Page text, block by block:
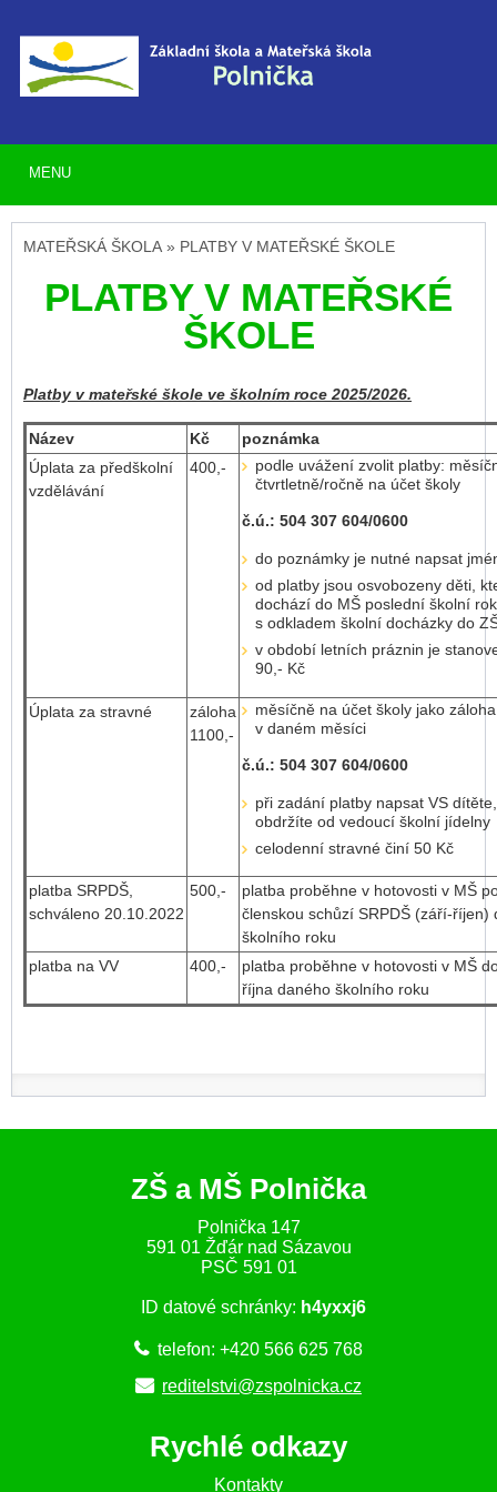
MATEŘSKÁ ŠKOLA » PLATBY V MATEŘSKÉ ŠKOLE
PLATBY V MATEŘSKÉ
ŠKOLE
Platby v mateřské škole ve školním roce 2025/2026.
Název Kč
poznámka
Úplata za předškolní
vzdělávání
400,-
podle uvážení zvolit platby:
čtvrtletně/ročně na účet školy
č.ú.: 504 307 604/0600
do poznámky je nutné napsat
od platby jsou osvobozeny děti,
dochází do MŠ poslední školní
s odkladem školní docházky do
v období letních práznin je
90,- Kč
Úplata za stravné
záloha
1100,-
měsíčně na účet školy jako
v daném měsíci
č.ú.: 504 307 604/0600
při zadání platby napsat VS
obdržíte od vedoucí školní jídelny
celodenní stravné činí 50 Kč
platba SRPDŠ,
schváleno 20.10.2022
500,-
platba proběhne v hotovosti v MŠ
členskou schůzí SRPDŠ (září-říjen)
školního roku
platba na VV
400,-
platba proběhne v hotovosti v MŠ
října daného školního roku
ZŠ a MŠ Polnička
Polnička 147
591 01 Žďár nad Sázavou
PSČ 591 01
ID datové schránky: h4yxxj6
telefon: +420 566 625 768
reditelstvi@zspolnicka.cz
Rychlé odkazy
Kontakty
MENU